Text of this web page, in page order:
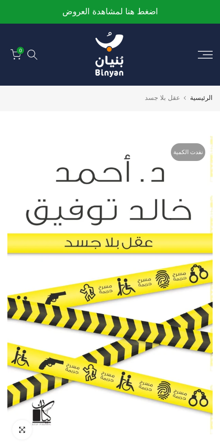
إلى
اضغط هنا لمشاهدة العروض
0
الرئيسية عقل بلا جسد
نفدت الكمية
انقر للتكبير